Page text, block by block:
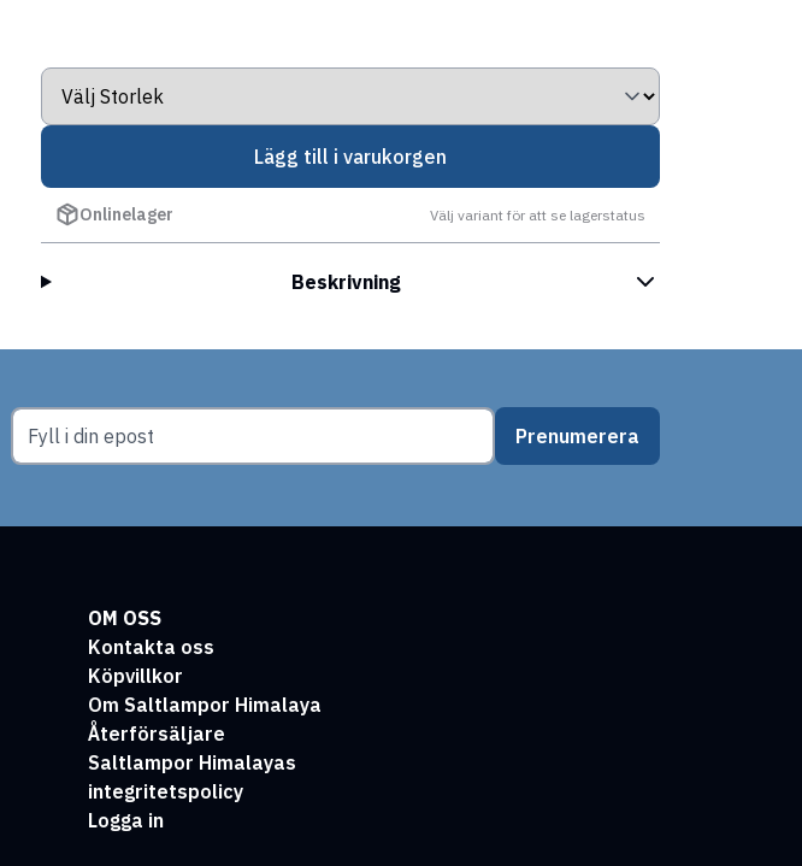
Lägg till i varukorgen
Onlinelager Välj variant för att se lagerstatus
Beskrivning
Prenumerera
OM OSS
Kontakta oss
Köpvillkor
Om Saltlampor Himalaya
Återförsäljare
Saltlampor Himalayas
integritetspolicy
Logga in